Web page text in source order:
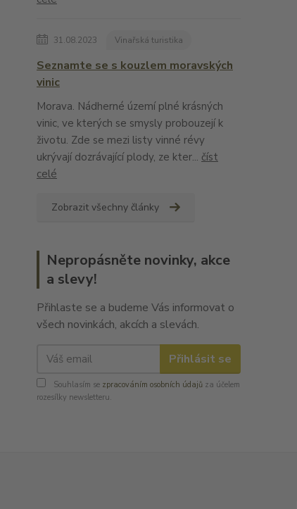
31.08.2023 Vinařská turistika
Seznamte se s kouzlem moravských
vinic
Morava. Nádherné území plné krásných
vinic, ve kterých se smysly probouzejí k
životu. Zde se mezi listy vinné révy
ukrývají dozrávající plody, ze kter... číst
celé
Zobrazit všechny články
Nepropásněte novinky, akce
a slevy!
Přihlaste se a budeme Vás informovat o
všech novinkách, akcích a slevách.
Přihlásit se
Souhlasím se zpracováním osobních údajů za účelem
rozesílky newsletteru.